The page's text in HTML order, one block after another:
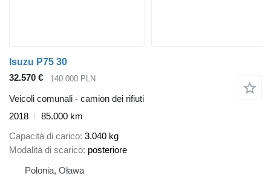
Isuzu P75 30
32.570 €
140.000 PLN
Veicoli comunali - camion dei rifiuti
2018
85.000 km
Capacità di carico 3.040 kg
Modalità di scarico posteriore
Polonia, Oława